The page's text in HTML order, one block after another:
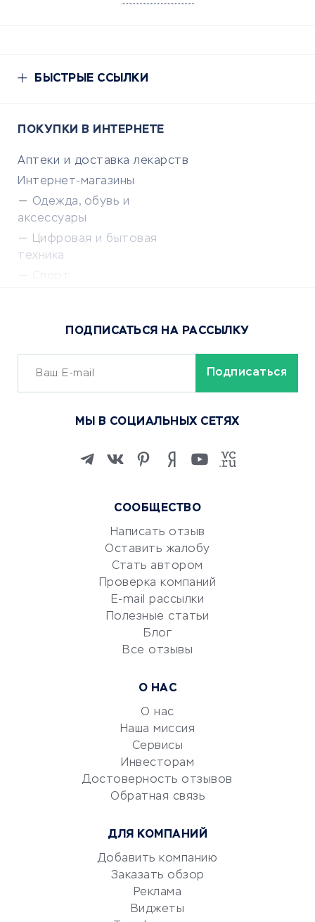
БЫСТРЫЕ ССЫЛКИ
ПОКУПКИ В ИНТЕРНЕТЕ
Аптеки и доставка лекарств
Интернет-магазины
Одежда, обувь и
аксессуары
Цифровая и бытовая
техника
Сервисы доставки
ОБУЧЕНИЕ И РАБОТА
Изучение иностранных
Маркетинг и продажи
Репетиторство
Красота и здоровье
Сервисы по поиску работы
Сетевой маркетинг
УСЛУГИ ДЛЯ БИЗНЕСА
документооборот
Юридические компании
Аудиторские компании
Бухгалтерия онлайн
СООБЩЕСТВО
Написать отзыв
Оставить жалобу
Стать автором
Проверка компаний
E-mail рассылки
Полезные статьи
Блог
Все отзывы
О НАС
О нас
Наша миссия
Сервисы
Инвесторам
Достоверность отзывов
Обратная связь
ДЛЯ КОМПАНИЙ
Добавить компанию
Заказать обзор
Реклама
Виджеты
ПОДПИСАТЬСЯ НА РАССЫЛКУ
МЫ В СОЦИАЛЬНЫХ СЕТЯХ